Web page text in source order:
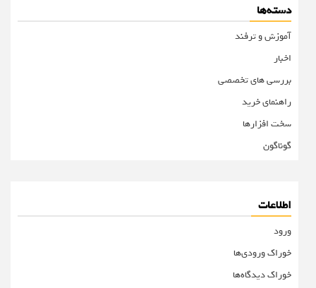
دسته‌ها
آموزش و ترفند
اخبار
بررسی های تخصصی
راهنمای خرید
سخت افزارها
گوناگون
اطلاعات
ورود
خوراک ورودی‌ها
خوراک دیدگاه‌ها